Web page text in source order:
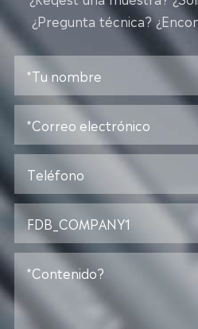
¿Pregunta técnica?